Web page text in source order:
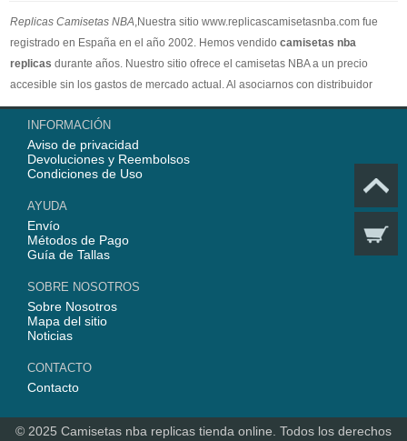
Replicas Camisetas NBA ,Nuestra sitio www.replicascamisetasnba.com fue
registrado en España en el año 2002. Hemos vendido camisetas nba
replicas durante años. Nuestro sitio ofrece el camisetas NBA a un precio
accesible sin los gastos de mercado actual. Al asociarnos con distribuidor
oficial de camisetas NBA, garantizamos que todos nuestros artículos son
100% auténticos con embalaje original. Estamos dedicados a proporcionar la
mejor calidad camisetas nba a nuestros clientes ahora. En 2025,
www.replicascamisetasnba.com ofrecerá nuestro mejor servicio para que Ud.
INFORMACIÓN
Aviso de privacidad
Devoluciones y Reembolsos
Condiciones de Uso
AYUDA
Envío
Métodos de Pago
Guía de Tallas
SOBRE NOSOTROS
Sobre Nosotros
Mapa del sitio
Noticias
CONTACTO
Contacto
© 2025 Camisetas nba replicas tienda online . Todos los derechos